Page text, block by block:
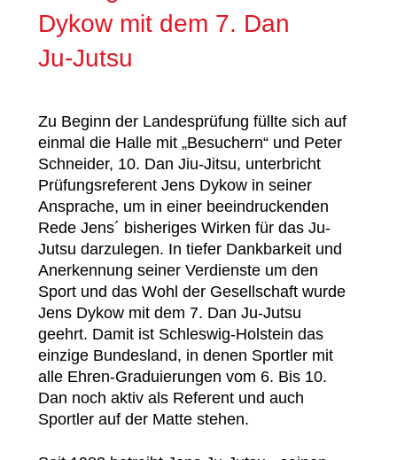
Dykow mit dem 7. Dan
Ju-Jutsu
Zu Beginn der Landesprüfung füllte sich auf
einmal die Halle mit „Besuchern“ und Peter
Schneider, 10. Dan Jiu-Jitsu, unterbricht
Prüfungsreferent Jens Dykow in seiner
Ansprache, um in einer beeindruckenden
Rede Jens´ bisheriges Wirken für das Ju-
Jutsu darzulegen. In tiefer Dankbarkeit und
Anerkennung seiner Verdienste um den
Sport und das Wohl der Gesellschaft wurde
Jens Dykow mit dem 7. Dan Ju-Jutsu
geehrt. Damit ist Schleswig-Holstein das
einzige Bundesland, in denen Sportler mit
alle Ehren-Graduierungen vom 6. Bis 10.
Dan noch aktiv als Referent und auch
Sportler auf der Matte stehen.